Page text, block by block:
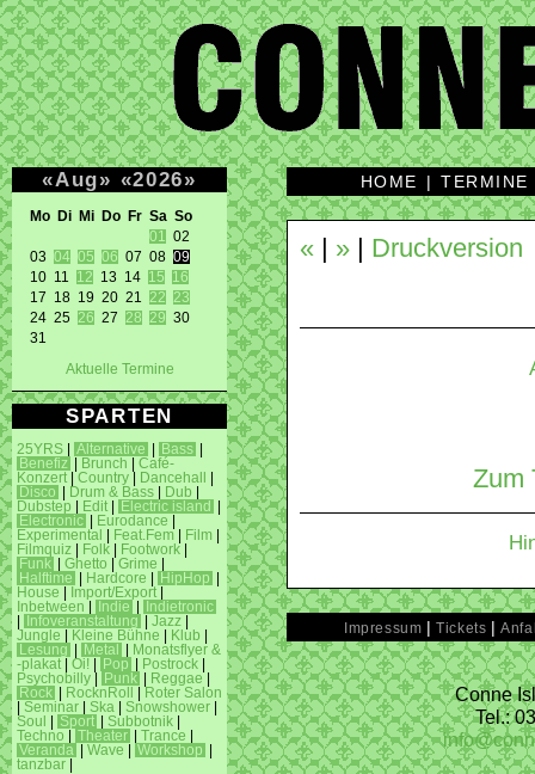
«Aug» «2026»
Mo Di Mi Do Fr Sa So
01
02
03 04 05 06 07 08 09
10 11 12 13 14 15
16
17 18 19 20 21 22
23
24 25 26 27 28 29 30
31
Aktuelle Termine
SPARTEN
25YRS Alternative Bass
Benefiz
Brunch
Café-
Konzert
Country Dancehall
Disco
Drum & Bass Dub
Dubstep
Edit Electric island
Electronic
Eurodance
Experimental
Feat.Fem Film
Filmquiz
Folk Footwork
Funk
Ghetto Grime
Halftime
Hardcore HipHop
House
Import/Export
Inbetween
Indie
Indietronic
Infoveranstaltung Jazz
Jungle
Kleine Bühne Klub
Lesung
Metal
Monatsflyer &
-plakat
Oi! Pop Postrock
Psychobilly
Punk Reggae
Rock
RocknRoll
Roter Salon
Seminar Ska Snowshower
Soul
Sport Subbotnik
Techno
Theater Trance
Veranda
Wave Workshop
tanzbar
HOME |TERMINE
« » Druckversion
Zum
Impressum |Tickets |
Conne
Tel.: